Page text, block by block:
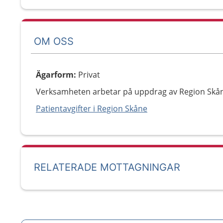
OM OSS
Ägarform: Privat
Verksamheten arbetar på uppdrag av Region
Patientavgifter i Region Skåne
RELATERADE MOTTAGNINGAR